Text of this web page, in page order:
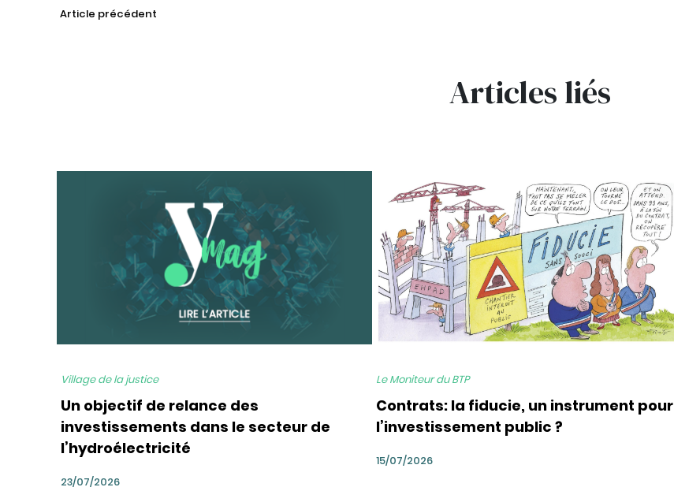
Articles liés
Village de la justice
Un objectif de relance des
investissements dans le secteur de
l’hydroélectricité
23/07/2026
Le Moniteur du BTP
Contrats: la fiducie, un instrument pour
l’investissement public ?
15/07/2026